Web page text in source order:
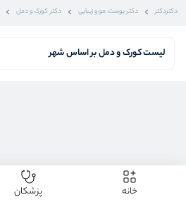
دکتردکتر دکتر پوست، مو و زیبایی دکتر کورک و دمل
لیست کورک و دمل بر اساس شهر
خانه پزشکان